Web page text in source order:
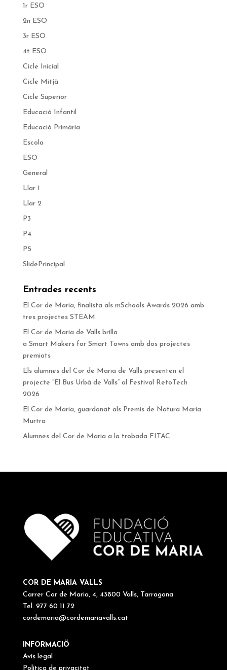
1r ESO
2n ESO
3r ESO
4t ESO
Cicle Inicial
Cicle Mitjà
Cicle Superior
Educació Infantil
Educació Primària
Escola
ESO
General
Llar 1
Llar 2
P3
P4
P5
SlidePrincipal
Entrades recents
El Cor de Maria, finalista als mSchools Awards 2026 amb
tres projectes STEAM
El Cor de Maria de Valls brilla
a Smart Makers for Smart Towns amb dos projectes
premiats
Els alumnes del Cor de Maria de Valls presenten el
projecte “El Bus Urbà de Valls” al Festival RetoTech
2026
El Cor de Maria, guardonat als Premis de Natura Maria
Murtra
Alumnes del Cor de Maria a la trobada FITAC
COR DE MARIA VALLS
Carrer Cor de Maria, 4, 43800 Valls, Tarragona
Tel. 977 60 11 72
cordemaria@cordemariavalls.cat
INFORMACIÖ
Avís legal
Política de privacitat